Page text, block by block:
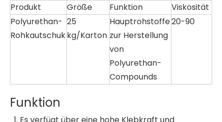
Produkt Größe Funktion
Viskosität
Polyurethan-
Rohkautschuk
25
kg/Karton
Hauptrohstoffe
zur Herstellung
von
Polyurethan-
Compounds
20-90
Funktion